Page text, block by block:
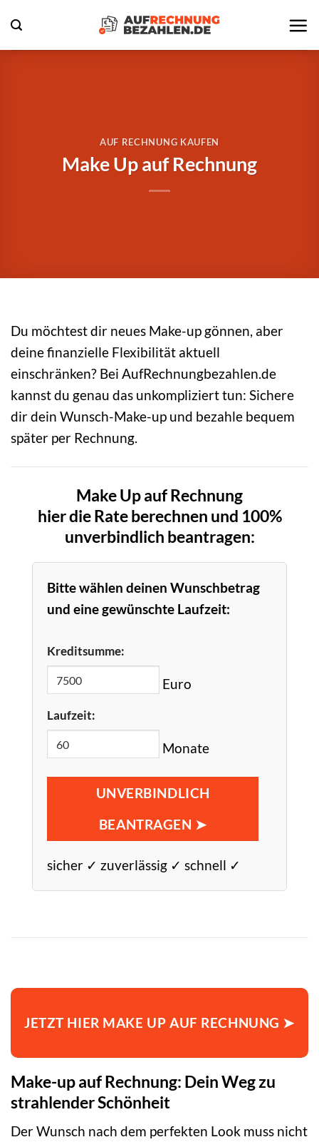
Inhalt
springen
AUF RECHNUNG KAUFEN
Make Up auf Rechnung
Du möchtest dir neues Make-up gönnen, aber
deine finanzielle Flexibilität aktuell
einschränken? Bei AufRechnungbezahlen.de
kannst du genau das unkompliziert tun: Sichere
dir dein Wunsch-Make-up und bezahle bequem
später per Rechnung.
Make Up auf Rechnung
hier die Rate berechnen und 100%
unverbindlich beantragen:
Bitte wählen deinen Wunschbetrag
und eine gewünschte Laufzeit:
Kreditsumme:
Euro
Laufzeit:
Monate
UNVERBINDLICH
BEANTRAGEN ➤
sicher ✓ zuverlässig ✓ schnell ✓
JETZT HIER MAKE UP AUF RECHNUNG ➤
Make-up auf Rechnung: Dein Weg zu
strahlender Schönheit
Der Wunsch nach dem perfekten Look muss nicht